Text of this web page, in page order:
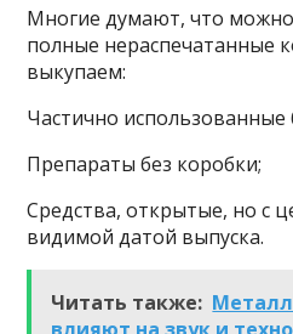
Многие думают, что
полные нераспечатанные
выкупаем:
Частично использованные
Препараты без коробки;
Средства, открытые, но с
видимой датой выпуска.
Читать также: